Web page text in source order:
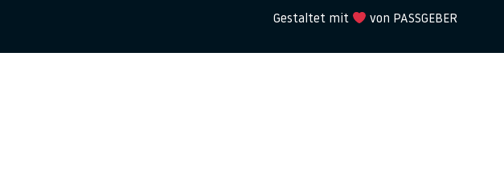
Gestaltet mit von PASSGEBER